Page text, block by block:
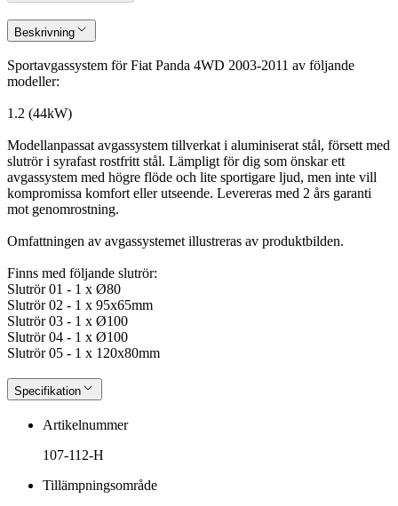
Beskrivning
Sportavgassystem för Fiat Panda 4WD 2003-2011 av följande
modeller:
1.2 (44kW)
Modellanpassat avgassystem tillverkat i aluminiserat stål, försett med
slutrör i syrafast rostfritt stål. Lämpligt för dig som önskar ett
avgassystem med högre flöde och lite sportigare ljud, men inte vill
kompromissa komfort eller utseende. Levereras med 2 års garanti
mot genomrostning.
Omfattningen av avgassystemet illustreras av produktbilden.
Finns med följande slutrör:
Slutrör 01 - 1 x Ø80
Slutrör 02 - 1 x 95x65mm
Slutrör 03 - 1 x Ø100
Slutrör 04 - 1 x Ø100
Slutrör 05 - 1 x 120x80mm
Specifikation
Artikelnummer
107-112-H
Tillämpningsområde